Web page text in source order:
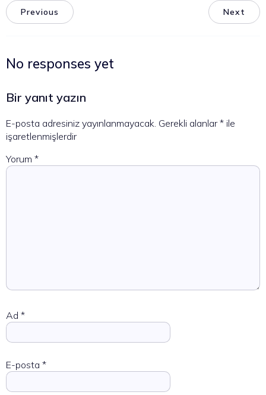
Previous Next
No responses yet
Bir yanıt yazın
E-posta adresiniz yayınlanmayacak. Gerekli alanlar* ile
işaretlenmişlerdir
Yorum *
Ad *
E-posta *